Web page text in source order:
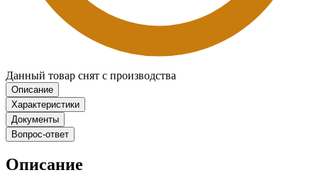
Данный товар снят с производства
Описание
Характеристики
Документы
Вопрос-ответ
Описание